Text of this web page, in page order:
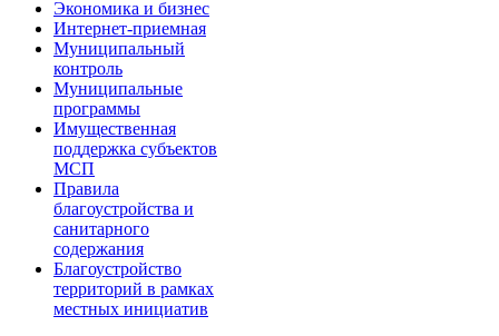
Экономика и бизнес
Интернет-приемная
Муниципальный
контроль
Муниципальные
программы
Имущественная
поддержка субъектов
МСП
Правила
благоустройства и
санитарного
содержания
Благоустройство
территорий в рамках
местных инициатив